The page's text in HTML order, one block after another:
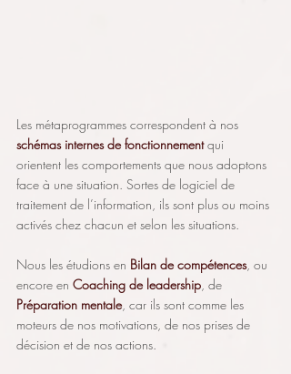
Les métaprogrammes correspondent à nos
schémas internes de fonctionnement qui
orientent les comportements que nous adoptons
face à une situation. Sortes de logiciel de
traitement de l’information, ils sont plus ou moins
activés chez chacun et selon les situations.
Nous les étudions en Bilan de compétences, ou
encore en Coaching de leadership , de
Préparation mentale, car ils sont comme les
moteurs de nos motivations, de nos prises de
décision et de nos actions.